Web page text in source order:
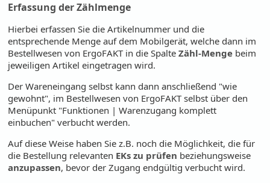
Erfassung der Zählmenge
Hierbei erfassen Sie die Artikelnummer und die
entsprechende Menge auf dem Mobilgerät, welche dann im
Bestellwesen von ErgoFAKT in die SpalteZähl-Menge beim
jeweiligen Artikel eingetragen wird.
Der Wareneingang selbst kann dann anschließend "wie
gewohnt", im Bestellwesen von ErgoFAKT selbst über den
Menüpunkt "Funktionen | Warenzugang komplett
einbuchen" verbucht werden.
Auf diese Weise haben Sie z.B. noch die Möglichkeit, die für
die Bestellung relevanten EKs zu prüfen beziehungsweise
anzupassen, bevor der Zugang endgültig verbucht wird.